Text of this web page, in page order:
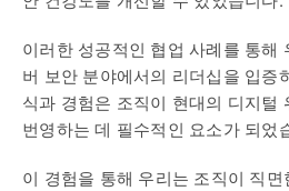
이러한 성공적인 협업 사례를 통해
버 보안 분야에서의 리더십을 입증
식과 경험은 조직이 현대의 디지털
번영하는 데 필수적인 요소가 되었
이 경험을 통해 우리는 조직이 직